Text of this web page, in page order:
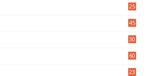
25
45
30
60
23